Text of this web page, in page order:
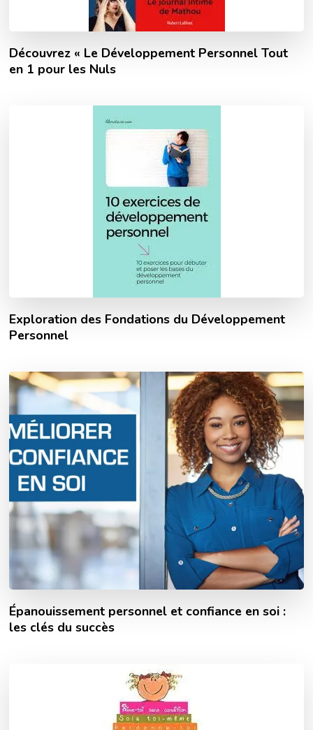
Découvrez « Le Développement Personnel Tout
en 1 pour les Nuls
Exploration des Fondations du Développement
Personnel
Épanouissement personnel et confiance en soi :
les clés du succès